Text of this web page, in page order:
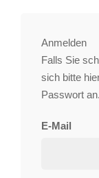
Anmelden
Falls Sie
sich bitte
Passwort an.
E-Mail